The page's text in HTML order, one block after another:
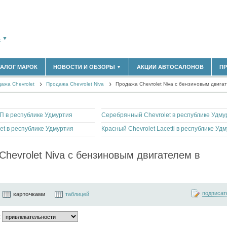
▼
(14298)
МАРОК НОВОСТИ И ОБЗОРЫ ▼
НОВОСТИ РЫНКА
МАТЕРИАЛЫ ПАРТНЕРОВ
ВЫСТАВКИ И АВТОСАЛОНЫ
АКЦИИ АВТОСАЛОНОВ
Chevrolet Продажа Chevrolet Niva Продажа Chevrolet Niva с бензиновым
республике Удмуртия
Серебрянный Chevrolet в республике
в республике Удмуртия
Niva с бензиновым двигателем в
карточками таблицей